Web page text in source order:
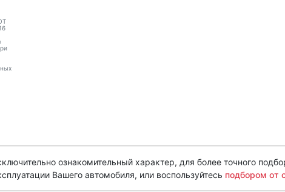
ознакомительный характер, для более точного
Вашего автомобиля, или воспользуйтесь подбором от